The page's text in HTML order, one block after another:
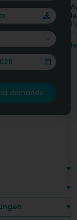
demande